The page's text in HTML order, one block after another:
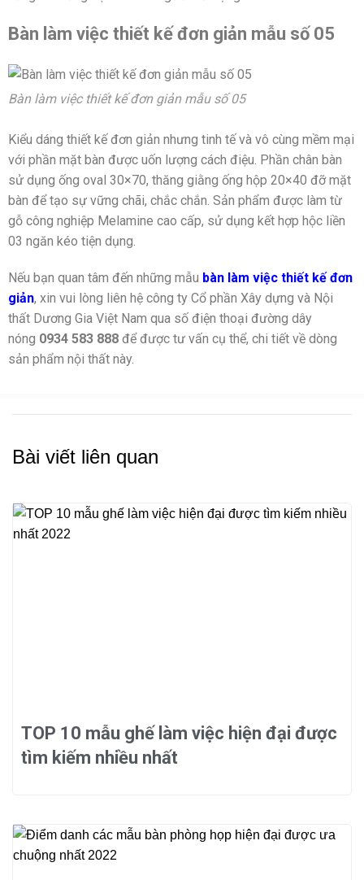
Bàn làm việc thiết kế đơn giản mẫu số 05
Bàn làm việc thiết kế đơn giản mẫu số 05
Kiểu dáng thiết kế đơn giản nhưng tinh tế và vô cùng mềm mại
với phần mặt bàn được uốn lượng cách điệu. Phần chân bàn
sử dụng ống oval 30×70, thăng giằng ống hộp 20×40 đỡ mặt
bàn để tạo sự vững chãi, chắc chắn. Sản phẩm được làm từ
gỗ công nghiệp Melamine cao cấp, sử dụng kết hợp hộc liền
03 ngăn kéo tiện dụng.
Nếu bạn quan tâm đến những mẫu bàn làm việc thiết kế đơn
giản, xin vui lòng liên hệ công ty Cổ phần Xây dựng và Nội
thất Dương Gia Việt Nam qua số điện thoại đường dây
nóng 0934 583 888 để được tư vấn cụ thể, chi tiết về dòng
sản phẩm nội thất này.
Bài viết liên quan
TOP 10 mẫu ghế làm việc hiện đại được
tìm kiếm nhiều nhất